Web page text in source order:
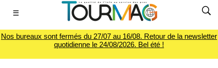
☰
Nos bureaux sont fermés du 27/07 au 16/08. Retour de la newsletter
quotidienne le 24/08/2026. Bel été !